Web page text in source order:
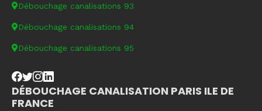
Débouchage canalisations 93
Débouchage canalisations 94
Débouchage canalisations 95
DÉBOUCHAGE CANALISATION PARIS ILE DE
FRANCE